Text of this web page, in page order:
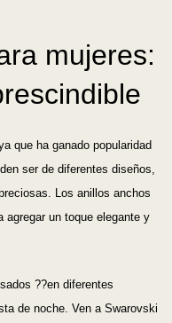
mujeres:
que ha ganado popularidad
ser de diferentes diseños,
Los anillos anchos
agregar un toque elegante y
??en diferentes
de noche. Ven a Swarovski